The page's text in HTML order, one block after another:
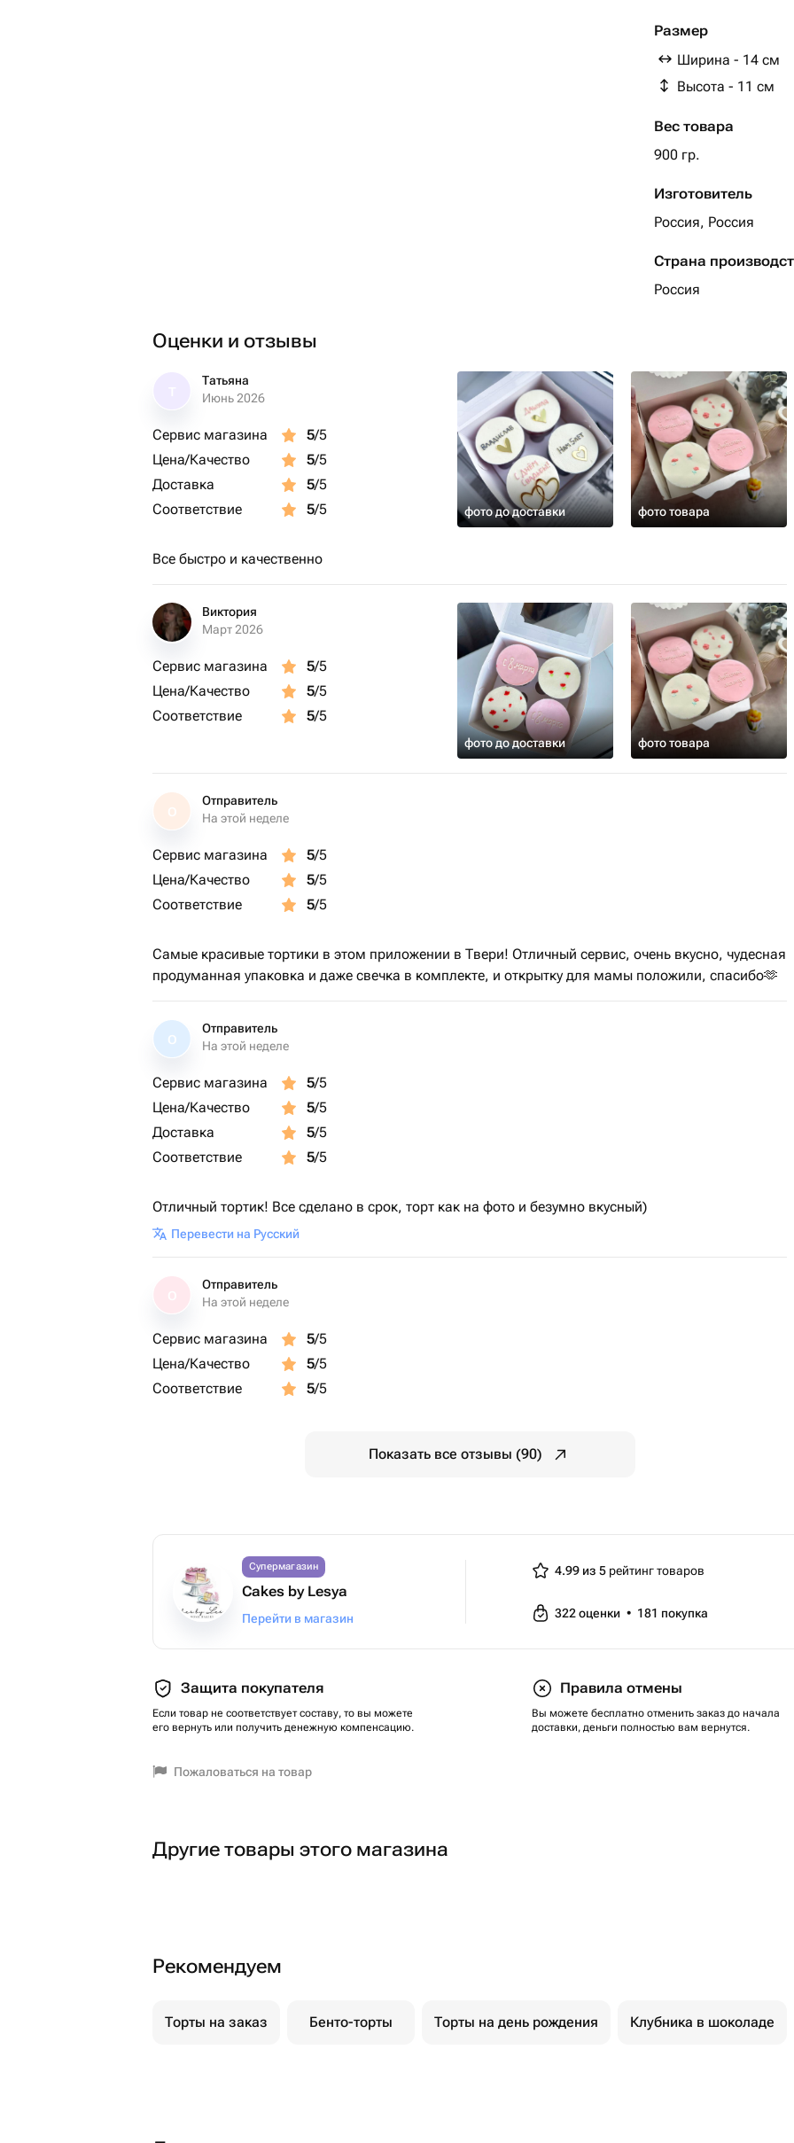
Шоколадный
82.5%,какао
Размер
Ширина - 14 см
Высота - 11 см
Вес товара
900 гр.
Изготовитель
Россия, Россия
Страна
Россия
Оценки и отзывы
Татьяна
Июнь 2026
Сервис магазина 5/5
Цена/Качество
5/5
Доставка
5/5
Соответствие
5/5 фото до доставки фото товара
Все быстро и качественно
Виктория
Март 2026
Сервис магазина 5/5
Цена/Качество
5/5
Соответствие
5/5
фото до доставки фото товара
О
Отправитель
На этой неделе
Сервис магазина 5/5
Цена/Качество
5/5
Соответствие
5/5
Самые красивые тортики в этом приложении в Твери! Отличный сервис, очень вкусно, чудесная
продуманная упаковка и даже свечка в комплекте, и открытку для мамы положили, спасибо🫶
О
Отправитель
На этой неделе
Сервис магазина 5/5
Цена/Качество
5/5
Доставка
5/5
Соответствие
5/5
Отличный тортик! Все сделано в срок, торт как на фото и безумно вкусный)
Перевести на Русский
Отправитель
На этой неделе
Сервис магазина 5/5
Цена/Качество
5/5
Соответствие
5/5
Показать все отзывы (90)
Супермагазин
Cakes by Lesya
Перейти в магазин
4.99 из 5 рейтинг товаров
322оценки • 181 покупка
Защита покупателя
Если товар не соответствует составу, то вы можете
его вернуть или получить денежную компенсацию.
Правила отмены
Вы можете бесплатно отменить заказ до начала
доставки, деньги полностью вам вернутся.
Пожаловаться на товар
Другие товары этого магазина
Рекомендуем
Торты на заказ Бенто-торты Торты на день рождения Клубника в шоколаде